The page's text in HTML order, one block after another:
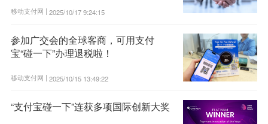
移动支付网 | 2025/10/17 9:24:15
参加广交会的全球客商，可用支付
宝“碰一下”办理退税啦！
移动支付网 | 2025/10/15 13:49:22
“支付宝碰一下”连获多项国际创新大奖